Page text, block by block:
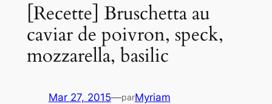
[Recette] Bruschetta au
caviar de poivron, speck,
mozzarella, basilic
Mar 27, 2015—parMyriam